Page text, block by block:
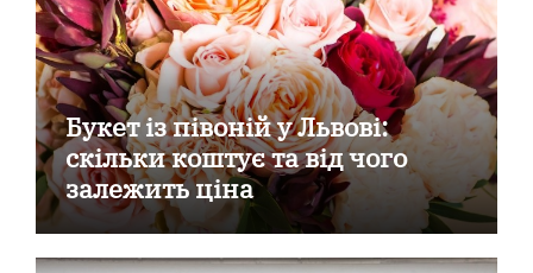
Букет із півоній у Львові:
скільки коштує та від чого
залежить ціна